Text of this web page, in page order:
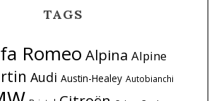
TAGS
Romeo Alpina Alpine
Audi Austin-Healey Autobianchi